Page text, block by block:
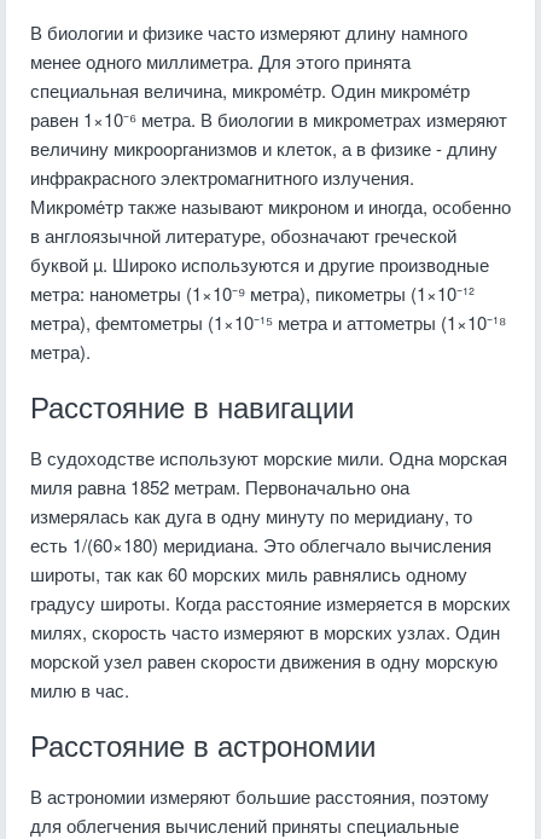
В биологии и физике часто измеряют длину намного
менее одного миллиметра. Для этого принята
специальная величина, микроме́тр. Один микроме́тр
равен 1×10⁻⁶ метра. В биологии в микрометрах измеряют
величину микроорганизмов и клеток, а в физике - длину
инфракрасного электромагнитного излучения.
Микроме́тр также называют микроном и иногда, особенно
в англоязычной литературе, обозначают греческой
буквой µ. Широко используются и другие производные
метра: нанометры (1×10⁻⁹ метра), пикометры (1×10⁻¹²
метра), фемтометры (1×10⁻¹⁵ метра и аттометры (1×10⁻¹⁸
метра).
Расстояние в навигации
В судоходстве используют морские мили. Одна морская
миля равна 1852 метрам. Первоначально она
измерялась как дуга в одну минуту по меридиану, то
есть 1/(60×180) меридиана. Это облегчало вычисления
широты, так как 60 морских миль равнялись одному
градусу широты. Когда расстояние измеряется в морских
милях, скорость часто измеряют в морских узлах. Один
морской узел равен скорости движения в одну морскую
милю в час.
Расстояние в астрономии
В астрономии измеряют большие расстояния, поэтому
для облегчения вычислений приняты специальные